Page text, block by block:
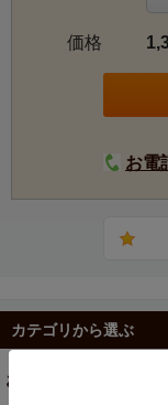
価格
お電
カテゴリから選ぶ
お茶